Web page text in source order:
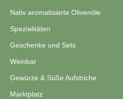
Nativ aromatisierte Olivenöle
Spezialitäten
Geschenke und Sets
Weinbar
Gewürze & Süße Aufstriche
Marktplatz